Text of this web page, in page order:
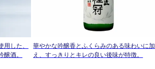
した、
酒。
華やかな吟醸香とふくらみのある味わいに加
え、すっきりとキレの良い後味が特徴。